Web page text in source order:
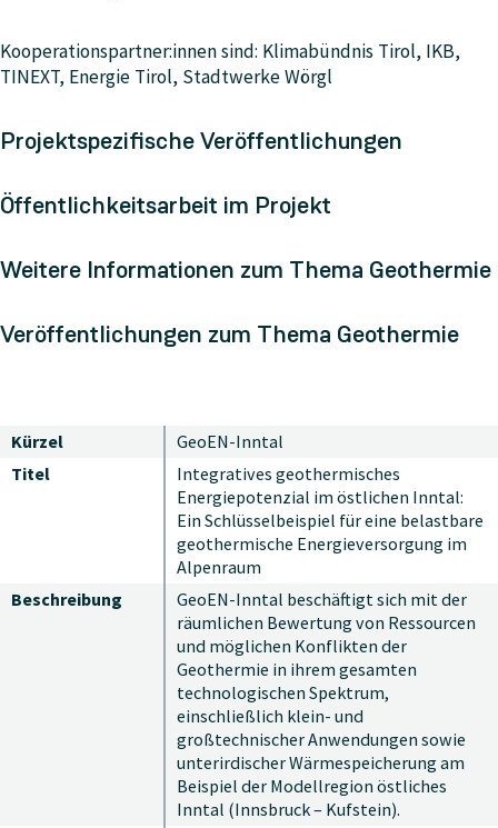
Kooperationspartner:innen sind: Klimabündnis Tirol, IKB,
TINEXT, Energie Tirol, Stadtwerke Wörgl
Projektspezifische Veröffentlichungen
Öffentlichkeitsarbeit im Projekt
Weitere Informationen zum Thema Geothermie
Veröffentlichungen zum Thema Geothermie
Kürzel
GeoEN-Inntal
Titel
Integratives geothermisches
Energiepotenzial im östlichen Inntal:
Ein Schlüsselbeispiel für eine belastbare
geothermische Energieversorgung im
Alpenraum
Beschreibung
GeoEN-Inntal beschäftigt sich mit der
räumlichen Bewertung von Ressourcen
und möglichen Konflikten der
Geothermie in ihrem gesamten
technologischen Spektrum,
einschließlich klein- und
großtechnischer Anwendungen sowie
unterirdischer Wärmespeicherung am
Beispiel der Modellregion östliches
Inntal (Innsbruck – Kufstein).